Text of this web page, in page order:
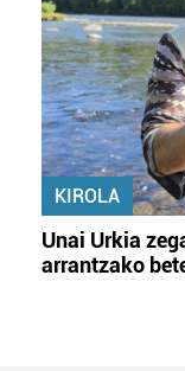
KIROLA
Unai Urkia
arrantzako